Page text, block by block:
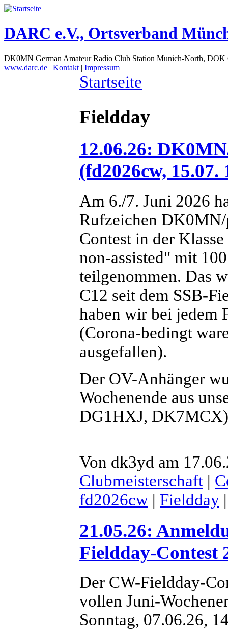
DARC e.V., Ortsverband
DK0MN German Amateur Radio Club Station Munich-North,
www.darc.de | Kontakt | Impressum
Startseite
Fieldday
12.06.26:
(fd2026cw, 15.07.
Am 6./7. Juni 2026
Rufzeichen
Contest in der
non-assisted" mit
teilgenommen. Das
C12 seit dem SSB-
haben wir bei jedem
(Corona-bedingt
ausgefallen).
Der OV-Anhänger
Wochenende aus
DG1HXJ,
Von dk3yd am
Clubmeisterschaft |
fd2026cw | Fieldday
21.05.26:
Fieldday-Contest
Der CW-Fieldday-
vollen Juni-
Sonntag, 07.06.26,